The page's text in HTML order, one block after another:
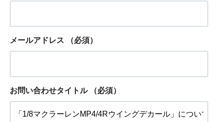
メールアドレス （必須）
お問い合わせタイトル （必須）